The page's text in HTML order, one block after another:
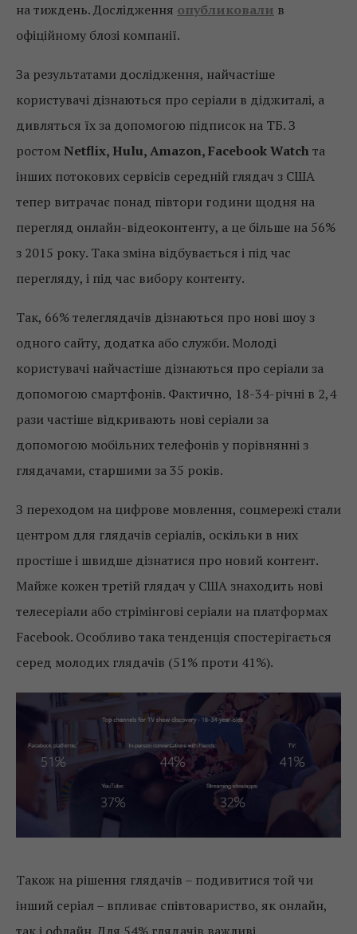
на тиждень. Дослідження опубликовали в
офіційному блозі компанії.
За результатами дослідження, найчастіше
користувачі дізнаються про серіали в діджиталі, а
дивляться їх за допомогою підписок на ТБ. З
ростомNetflix, Hulu, Amazon, Facebook Watchта
інших потокових сервісів середній глядач з США
тепер витрачає понад півтори години щодня на
перегляд онлайн-відеоконтенту, а це більше на 56%
з 2015 року. Така зміна відбувається і під час
перегляду, і під час вибору контенту.
Так, 66% телеглядачів дізнаються про нові шоу з
одного сайту, додатка або служби. Молоді
користувачі найчастіше дізнаються про серіали за
допомогою смартфонів. Фактично, 18-34-річні в 2,4
рази частіше відкривають нові серіали за
допомогою мобільних телефонів у порівнянні з
глядачами, старшими за 35 років.
З переходом на цифрове мовлення, соцмережі стали
центром для глядачів серіалів, оскільки в них
простіше і швидше дізнатися про новий контент.
Майже кожен третій глядач у США знаходить нові
телесеріали або стрімінгові серіали на платформах
Facebook. Особливо така тенденція спостерігається
серед молодих глядачів (51% проти 41%).
Також на рішення глядачів – подивитися той чи
інший серіал – впливає співтовариство, як онлайн,